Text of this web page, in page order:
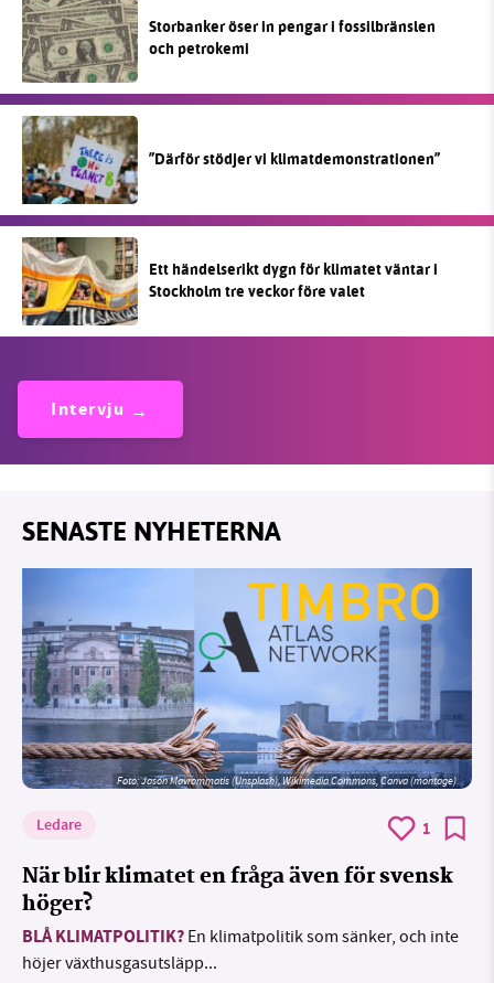
Storbanker öser in pengar i fossilbränslen
och petrokemi
”Därför stödjer vi klimatdemonstrationen”
Ett händelserikt dygn för klimatet väntar i
Stockholm tre veckor före valet
Intervju
SENASTE NYHETERNA
Foto: Jason Mavrommatis (Unsplash), Wikimedia Commons, Canva (montage)
Ledare 1
När blir klimatet en fråga även för svensk
höger?
BLÅ KLIMATPOLITIK? En klimatpolitik som sänker, och inte
höjer växthusgasutsläpp...